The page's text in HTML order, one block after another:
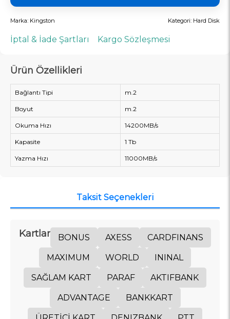
Marka: Kingston Kategori: Hard Disk
İptal & İade Şartları Kargo Sözleşmesi
Ürün Özellikleri
Bağlantı Tipi m.2
Boyut m.2
Okuma Hızı 14200MB/s
Kapasite 1 Tb
Yazma Hızı 11000MB/s
Taksit Seçenekleri
Kartlar BONUS AXESS CARDFINANS
MAXIMUM WORLD ININAL
SAĞLAM KART PARAF AKTIFBANK
ADVANTAGE BANKKART